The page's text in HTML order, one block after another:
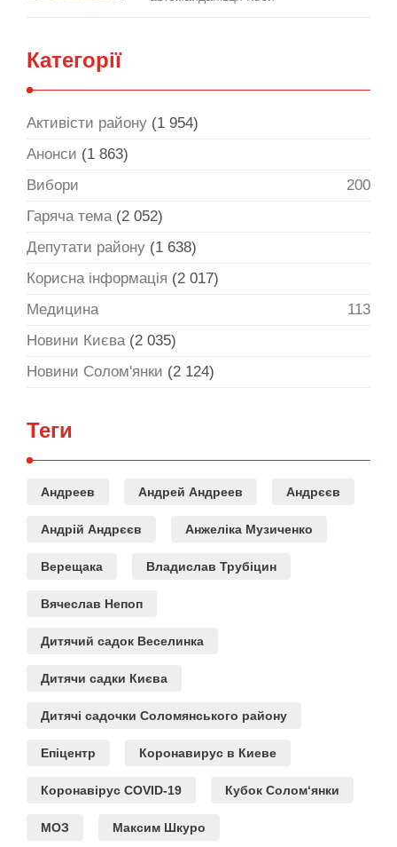
Категорії
Активісти району (1 954)
Анонси (1 863)
Вибори
200
Гаряча тема(2 052)
Депутати району (1 638)
Корисна інформація (2 017)
Медицина
113
Новини Києва(2 035)
Новини Солом'янки (2 124)
Теги
Андреев Андрей Андреев Андрєєв
Андрій Андрєєв Анжеліка Музиченко
Верещака Владислав Трубіцин
Вячеслав Непоп
Дитячий садок Веселинка
Дитячи садки Києва
Дитячі садочки Соломянського району
Епіцентр Коронавирус в Киеве
Коронавірус COVID-19 Кубок Солом‘янки
МОЗ Максим Шкуро